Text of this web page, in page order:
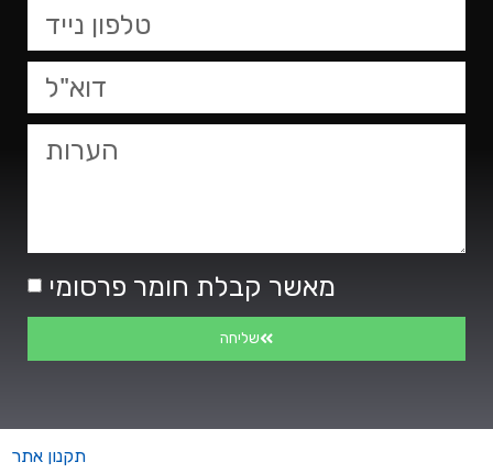
מאשר קבלת חומר פרסומי
שליחה
תקנון אתר